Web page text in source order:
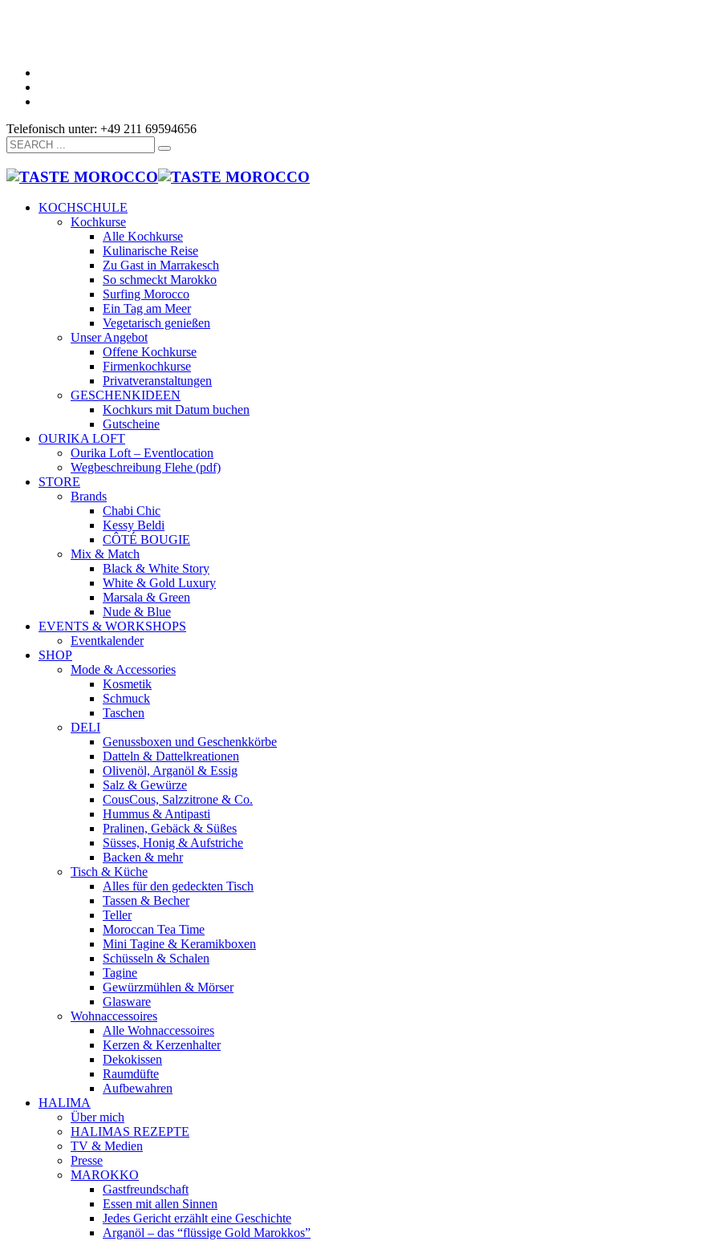
Telefonisch unter: +49 211 69594656
KOCHSCHULE
Kochkurse
Alle Kochkurse
Kulinarische Reise
Zu Gast in Marrakesch
So schmeckt Marokko
Surfing Morocco
Ein Tag am Meer
Vegetarisch genießen
Unser Angebot
Offene Kochkurse
Firmenkochkurse
Privatveranstaltungen
GESCHENKIDEEN
Kochkurs mit Datum buchen
Gutscheine
OURIKA LOFT
Ourika Loft – Eventlocation
Wegbeschreibung Flehe (pdf)
STORE
Brands
Chabi Chic
Kessy Beldi
CÔTÉ BOUGIE
Mix & Match
Black & White Story
White & Gold Luxury
Marsala & Green
Nude & Blue
EVENTS & WORKSHOPS
Eventkalender
SHOP
Mode & Accessories
Kosmetik
Schmuck
Taschen
DELI
Genussboxen und Geschenkkörbe
Datteln & Dattelkreationen
Olivenöl, Arganöl & Essig
Salz & Gewürze
CousCous, Salzzitrone & Co.
Hummus & Antipasti
Pralinen, Gebäck & Süßes
Süsses, Honig & Aufstriche
Backen & mehr
Tisch & Küche
Alles für den gedeckten Tisch
Tassen & Becher
Teller
Moroccan Tea Time
Mini Tagine & Keramikboxen
Schüsseln & Schalen
Tagine
Gewürzmühlen & Mörser
Glasware
Wohnaccessoires
Alle Wohnaccessoires
Kerzen & Kerzenhalter
Dekokissen
Raumdüfte
Aufbewahren
HALIMA
Über mich
HALIMAS REZEPTE
TV & Medien
Presse
MAROKKO
Gastfreundschaft
Essen mit allen Sinnen
Jedes Gericht erzählt eine Geschichte
Arganöl – das “flüssige Gold Marokkos”